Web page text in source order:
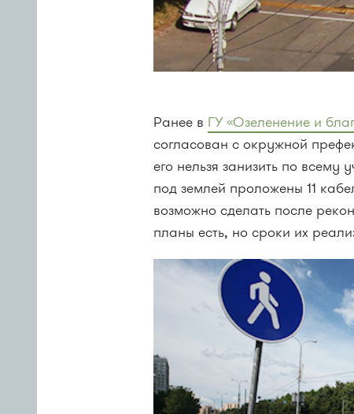
Ранее в ГУ «Озеленение и
согласован с окружной
его нельзя занизить по всему
под землей проложены 11
возможно сделать после
планы есть, но сроки их